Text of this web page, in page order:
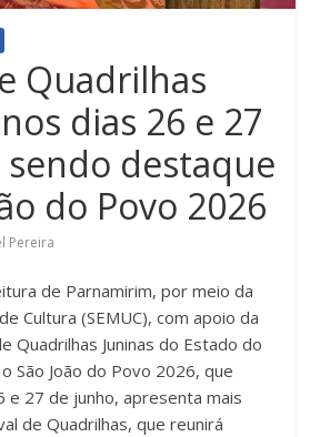
Quadrilhas
dias 26 e 27
destaque
do Povo 2026
Pereira
de Parnamirim, por meio da
Cultura (SEMUC), com apoio da
Quadrilhas Juninas do Estado do
São João do Povo 2026, que
e 27 de junho, apresenta mais
de Quadrilhas, que reunirá